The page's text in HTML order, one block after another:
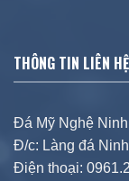
THÔNG TIN LIÊN HỆ
Đá Mỹ Nghệ
Đ/c: Làng đá
Điện thoại: